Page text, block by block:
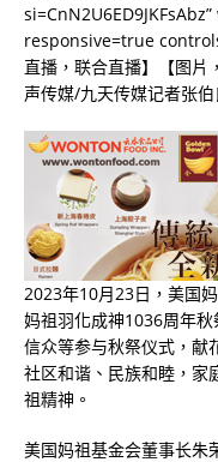
responsive=true
直播，联合直播】【图片
声传媒/九天传媒记者张伯
2023年10月23日，美国
妈祖羽化成神1036周年
信众等参与秋祭仪式，献
社区和谐、民族和睦，家
祖精神。
美国妈祖基金会董事长朱